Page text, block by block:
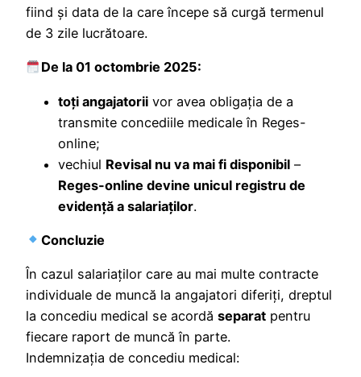
fiind și data de la care începe să curgă termenul
de 3 zile lucrătoare.
De la 01 octombrie 2025:
toţi angajatorii vor avea obligaţia de a
transmite concediile medicale în Reges-
online;
vechiul Revisal nu va mai fi disponibil –
Reges-online devine unicul registru de
evidenţă a salariaţilor.
Concluzie
În cazul salariaților care au mai multe contracte
individuale de muncă la angajatori diferiți, dreptul
la concediu medical se acordă separat pentru
fiecare raport de muncă în parte.
Indemnizaţia de concediu medical: